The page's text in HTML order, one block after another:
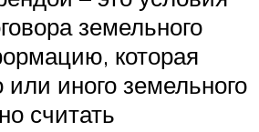
земельного
которая
или иного земельного
считать